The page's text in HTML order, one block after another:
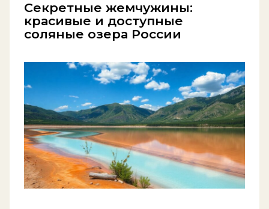
Секретные жемчужины:
красивые и доступные
соляные озера России